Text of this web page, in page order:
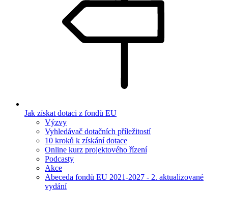
Jak získat dotaci z fondů EU
Výzvy
Vyhledávač dotačních příležitostí
10 kroků k získání dotace
Online kurz projektového řízení
Podcasty
Akce
Abeceda fondů EU 2021-2027 - 2. aktualizované
vydání